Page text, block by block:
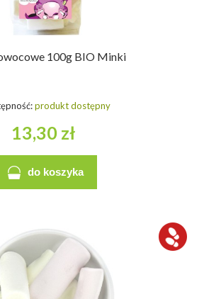
100g BIO Minki
produkt dostępny
13,30 zł
do koszyka